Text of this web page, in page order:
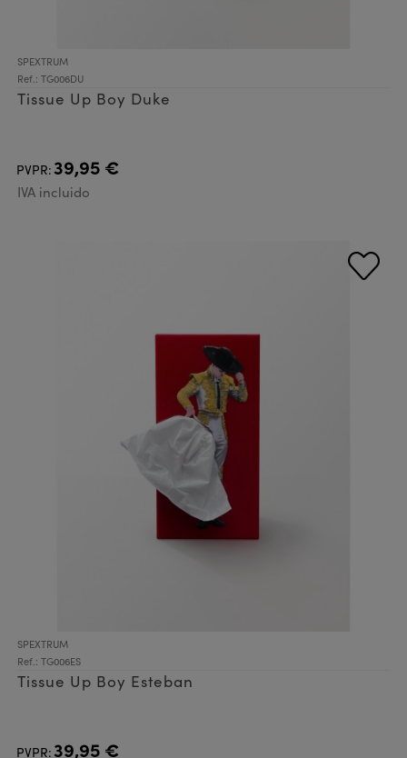
SPEXTRUM
Ref.: TG006DU
Tissue Up Boy Duke
PVPR:39,95 €
IVA incluido
SPEXTRUM
Ref.: TG006ES
Tissue Up Boy Esteban
PVPR:39,95 €